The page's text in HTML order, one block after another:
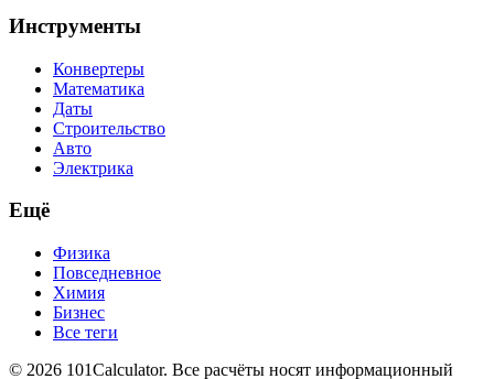
Инструменты
Конвертеры
Математика
Даты
Строительство
Авто
Электрика
Ещё
Физика
Повседневное
Химия
Бизнес
Все теги
© 2026 101Calculator. Все расчёты носят информационный